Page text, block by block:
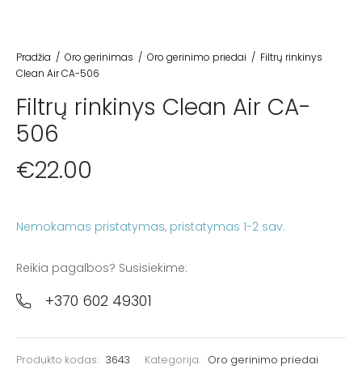
Pradžia / Oro gerinimas / Oro gerinimo priedai / Filtrų rinkinys
Clean Air CA-506
Filtrų rinkinys Clean Air CA-
506
€22.00
Nemokamas pristatymas
Reikia pagalbos? Susisiekime:
+370 602 49301
Produkto kodas: 3643 Kategorija: Oro gerinimo priedai